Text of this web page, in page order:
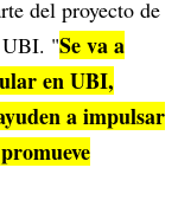
del proyecto de
UBI. "Se va a
en UBI,
a impulsar